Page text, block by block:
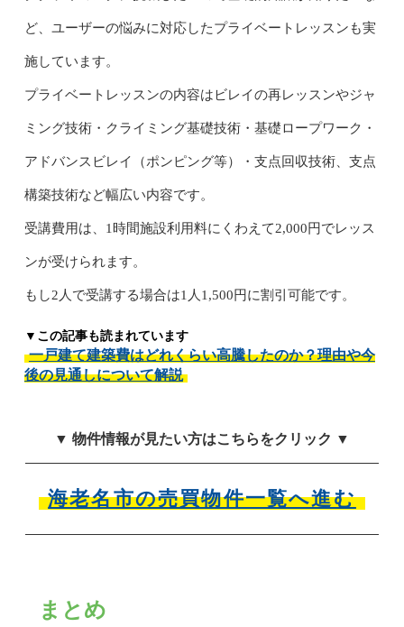
ど、ユーザーの悩みに対応したプライベートレッスンも実
施しています。
プライベートレッスンの内容はビレイの再レッスンやジャ
ミング技術・クライミング基礎技術・基礎ロープワーク・
アドバンスビレイ（ポンピング等）・支点回収技術、支点
構築技術など幅広い内容です。
受講費用は、1時間施設利用料にくわえて2,000円でレッス
ンが受けられます。
もし2人で受講する場合は1人1,500円に割引可能です。
▼この記事も読まれています
一戸建て建築費はどれくらい高騰したのか？理由や今
後の見通しについて解説
▼ 物件情報が見たい方はこちらをクリック ▼
海老名市の売買物件一覧へ進む
まとめ